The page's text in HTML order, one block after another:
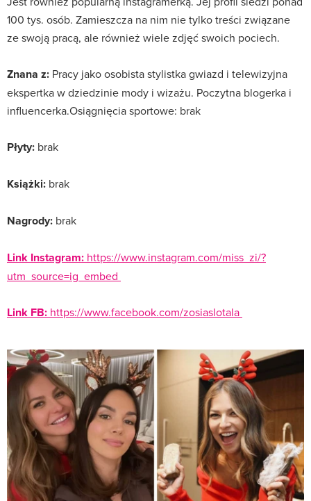
100 tys. osób. Zamieszcza na nim nie tylko treści związane
ze swoją pracą, ale również wiele zdjęć swoich pociech.
Znana z: Pracy jako osobista stylistka gwiazd i telewizyjna
ekspertka w dziedzinie mody i wizażu. Poczytna blogerka i
influencerka.Osiągnięcia sportowe: brak
Płyty: brak
Książki: brak
Nagrody: brak
Link Instagram: https://www.instagram.com/miss_zi/?
utm_source=ig_embed
Link FB: https://www.facebook.com/zosiaslotala